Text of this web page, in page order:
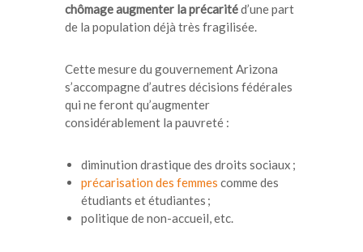
chômage augmenter la précaritéd’une part
de la population déjà très fragilisée.
Cette mesure du gouvernement Arizona
s’accompagne d’autres décisions fédérales
qui ne feront qu’augmenter
considérablement la pauvreté :
diminution drastique des droits sociaux ;
précarisation des femmes comme des
étudiants et étudiantes ;
politique de non-accueil, etc.